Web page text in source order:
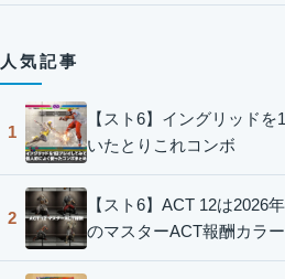
人気記事
1
【スト6】イングリッドを
いたとりこれコンボ
2
【スト6】ACT 12は2026
のマスターACT報酬カラ